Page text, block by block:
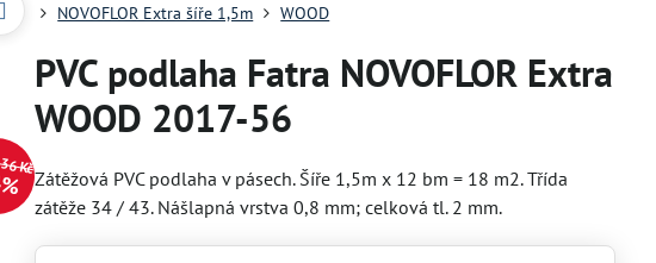
Kč
NOVOFLOR Extra šíře 1,5m
WOOD
PVC podlaha Fatra NOVOFLOR Extra
WOOD 2017-56
Zátěžová PVC podlaha v pásech. Šíře 1,5m x 12 bm = 18 m2. Třída
zátěže 34 / 43. Nášlapná vrstva 0,8 mm; celková tl. 2 mm.